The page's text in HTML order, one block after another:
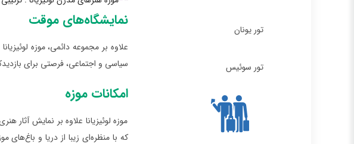
تور یونان
تور سوئیس
نمایشگاه‌های موقت
علاوه بر مجموعه دائمی، موزه
سیاسی و اجتماعی، فرصتی برای
امکانات موزه
موزه لوئیزیانا علاوه بر نمایش آثار
که با منظره‌ای زیبا از دریا و